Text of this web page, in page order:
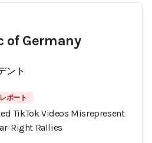
of Germany
ント
ポート
TikTok Videos Misrepresent
Right Rallies